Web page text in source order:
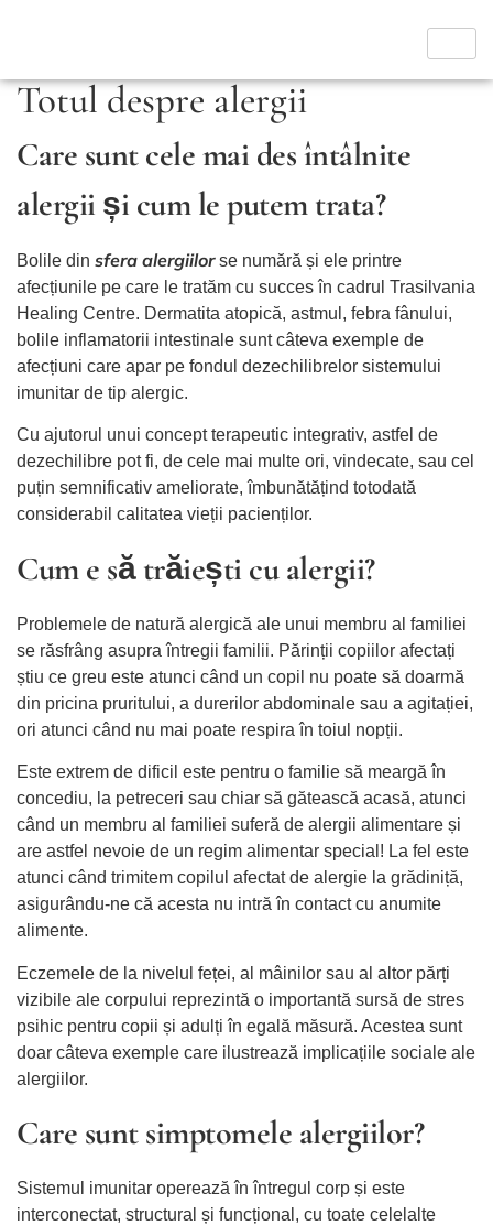
Totul despre alergii
Care sunt cele mai des întâlnite
alergii și cum le putem trata?
Bolile din sfera alergiilorse numără și ele printre
afecțiunile pe care le tratăm cu succes în cadrul Trasilvania
Healing Centre. Dermatita atopică, astmul, febra fânului,
bolile inflamatorii intestinale sunt câteva exemple de
afecțiuni care apar pe fondul dezechilibrelor sistemului
imunitar de tip alergic.
Cu ajutorul unui concept terapeutic integrativ, astfel de
dezechilibre pot fi, de cele mai multe ori, vindecate, sau cel
puțin semnificativ ameliorate, îmbunătățind totodată
considerabil calitatea vieții pacienților.
Cum e să trăiești cu alergii?
Problemele de natură alergică ale unui membru al familiei
se răsfrâng asupra întregii familii. Părinții copiilor afectați
știu ce greu este atunci când un copil nu poate să doarmă
din pricina pruritului, a durerilor abdominale sau a agitației,
ori atunci când nu mai poate respira în toiul nopții.
Este extrem de dificil este pentru o familie să meargă în
concediu, la petreceri sau chiar să gătească acasă, atunci
când un membru al familiei suferă de alergii alimentare și
are astfel nevoie de un regim alimentar special! La fel este
atunci când trimitem copilul afectat de alergie la grădiniță,
asigurându-ne că acesta nu intră în contact cu anumite
alimente.
Eczemele de la nivelul feței, al mâinilor sau al altor părți
vizibile ale corpului reprezintă o importantă sursă de stres
psihic pentru copii și adulți în egală măsură. Acestea sunt
doar câteva exemple care ilustrează implicațiile sociale ale
alergiilor.
Care sunt simptomele alergiilor?
Sistemul imunitar operează în întregul corp și este
interconectat, structural și funcțional, cu toate celelalte